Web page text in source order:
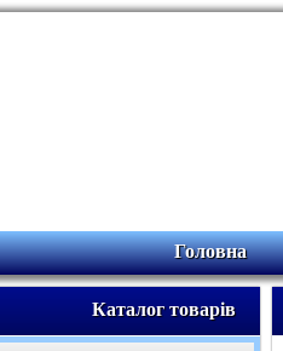
Головна
Каталог товарів